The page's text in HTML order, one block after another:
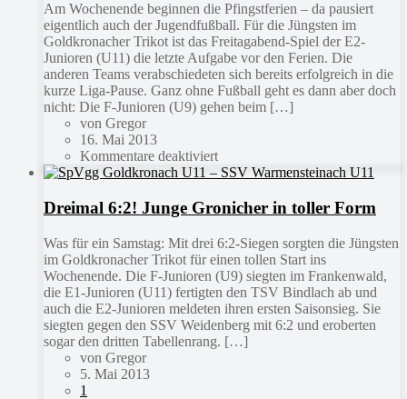
Am Wochenende beginnen die Pfingstferien – da pausiert
eigentlich auch der Jugendfußball. Für die Jüngsten im
Goldkronacher Trikot ist das Freitagabend-Spiel der E2-
Junioren (U11) die letzte Aufgabe vor den Ferien. Die
anderen Teams verabschiedeten sich bereits erfolgreich in die
kurze Liga-Pause. Ganz ohne Fußball geht es dann aber doch
nicht: Die F-Junioren (U9) gehen beim […]
von Gregor
16. Mai 2013
Kommentare deaktiviert
Dreimal 6:2! Junge Gronicher in toller Form
Was für ein Samstag: Mit drei 6:2-Siegen sorgten die Jüngsten
im Goldkronacher Trikot für einen tollen Start ins
Wochenende. Die F-Junioren (U9) siegten im Frankenwald,
die E1-Junioren (U11) fertigten den TSV Bindlach ab und
auch die E2-Junioren meldeten ihren ersten Saisonsieg. Sie
siegten gegen den SSV Weidenberg mit 6:2 und eroberten
sogar den dritten Tabellenrang. […]
von Gregor
5. Mai 2013
1